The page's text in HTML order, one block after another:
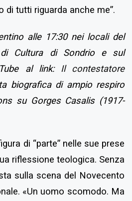
di tutti riguarda anche me”.
alle 17:30 nei locali del
di Cultura di Sondrio e sul
al link:
Il contestatore
biografica di ampio respiro
su Gorges Casalis (1917-
di “parte” nelle sue prese
riflessione teologica. Senza
sulla scena del Novecento
«Un uomo scomodo. Ma